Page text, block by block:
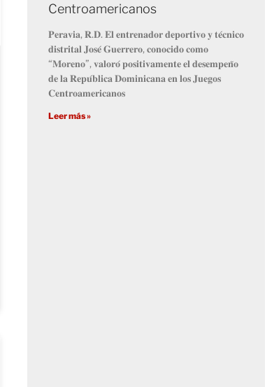
Centroamericanos
𝐏𝐞𝐫𝐚𝐯𝐢𝐚, 𝐑.𝐃. 𝐄𝐥 𝐞𝐧𝐭𝐫𝐞𝐧𝐚𝐝𝐨𝐫 𝐝𝐞𝐩𝐨𝐫𝐭𝐢𝐯𝐨 𝐲 𝐭𝐞́𝐜𝐧𝐢𝐜𝐨
𝐝𝐢𝐬𝐭𝐫𝐢𝐭𝐚𝐥 𝐉𝐨𝐬𝐞́ 𝐆𝐮𝐞𝐫𝐫𝐞𝐫𝐨, 𝐜𝐨𝐧𝐨𝐜𝐢𝐝𝐨 𝐜𝐨𝐦𝐨
“𝐌𝐨𝐫𝐞𝐧𝐨”, 𝐯𝐚𝐥𝐨𝐫𝐨́ 𝐩𝐨𝐬𝐢𝐭𝐢𝐯𝐚𝐦𝐞𝐧𝐭𝐞 𝐞𝐥 𝐝𝐞𝐬𝐞𝐦𝐩𝐞𝐧̃𝐨
𝐝𝐞 𝐥𝐚 𝐑𝐞𝐩𝐮́𝐛𝐥𝐢𝐜𝐚 𝐃𝐨𝐦𝐢𝐧𝐢𝐜𝐚𝐧𝐚 𝐞𝐧 𝐥𝐨𝐬 𝐉𝐮𝐞𝐠𝐨𝐬
𝐂𝐞𝐧𝐭𝐫𝐨𝐚𝐦𝐞𝐫𝐢𝐜𝐚𝐧𝐨𝐬
Leer más »